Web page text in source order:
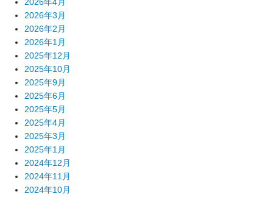
2026年3月
2026年2月
2026年1月
2025年12月
2025年10月
2025年9月
2025年6月
2025年5月
2025年4月
2025年3月
2025年1月
2024年12月
2024年11月
2024年10月